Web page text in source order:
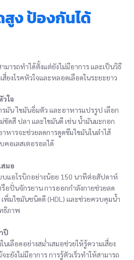
สูง ป้องกันได้
มารถทำได้ตั้งแต่ยังไม่มีอาการ และเป็นวิธี
ยงโรคหัวใจและหลอดเลือดในระยะยาว
ใจ
มัน ไขมันอิ่มตัว และอาหารแปรรูป เลือก
ดสี ปลา และไขมันดี เช่น น้ำมันมะกอก
หารจะช่วยลดการดูดซึมไขมันในลำไส้
อเลสเตอรอลได้
มอ
บแอโรบิกอย่างน้อย 150 นาทีต่อสัปดาห์
รือปั่นจักรยาน การออกกำลังกายช่วยลด
เพิ่มไขมันชนิดดี (HDL) และช่วยควบคุมน้ำ
ธิภาพ
ปี
เลือดอย่างสม่ำเสมอช่วยให้รู้ความเสี่ยง
ะยังไม่มีอาการ การรู้ตัวเร็วทำให้สามารถ